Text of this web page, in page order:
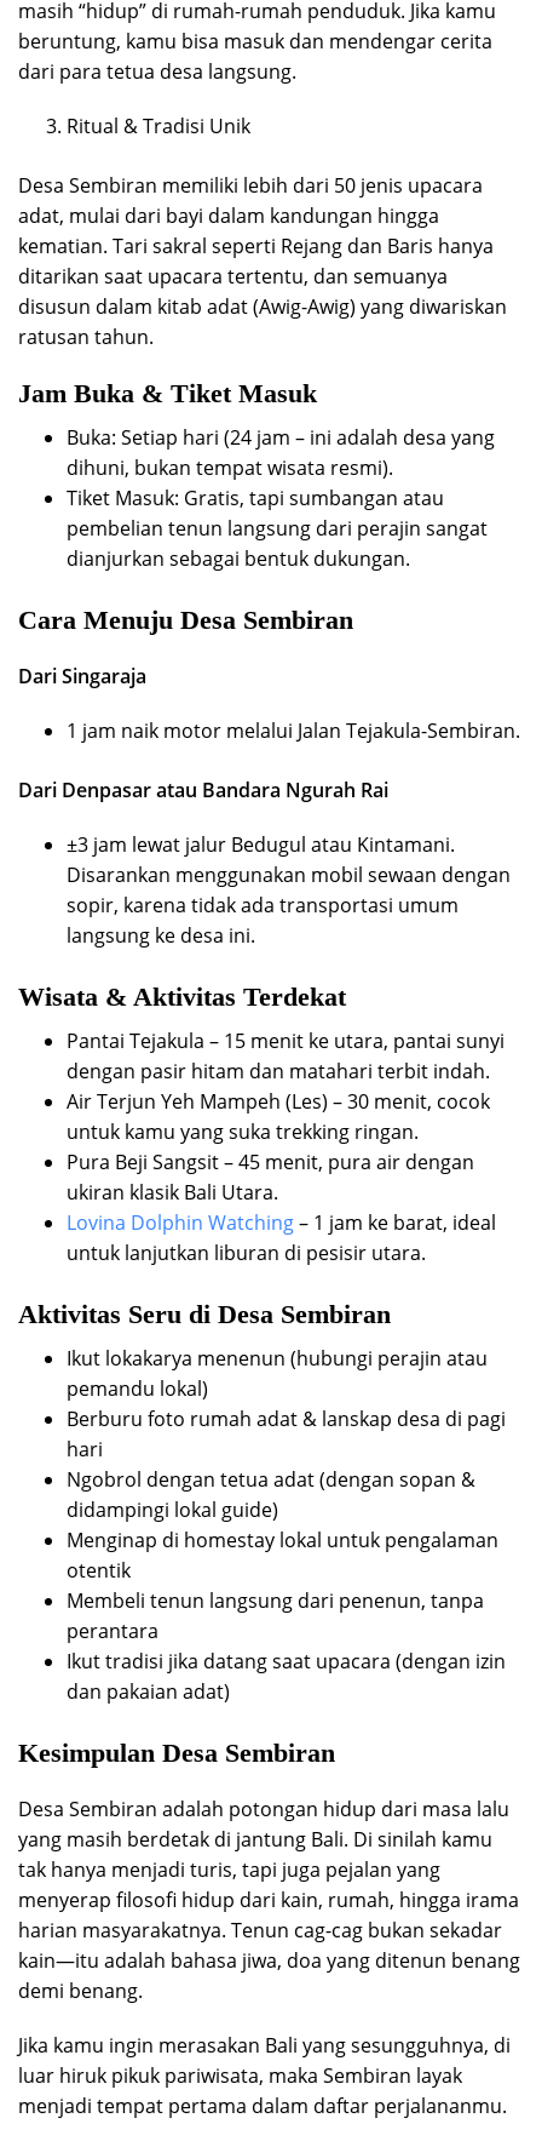
masih “hidup” di rumah-rumah penduduk. Jika kamu
beruntung, kamu bisa masuk dan mendengar cerita
dari para tetua desa langsung.
Ritual & Tradisi Unik
Desa Sembiran memiliki lebih dari 50 jenis upacara
adat, mulai dari bayi dalam kandungan hingga
kematian. Tari sakral seperti Rejang dan Baris hanya
ditarikan saat upacara tertentu, dan semuanya
disusun dalam kitab adat (Awig-Awig) yang diwariskan
ratusan tahun.
Jam Buka & Tiket Masuk
Buka: Setiap hari (24 jam – ini adalah desa yang
dihuni, bukan tempat wisata resmi).
Tiket Masuk: Gratis, tapi sumbangan atau
pembelian tenun langsung dari perajin sangat
dianjurkan sebagai bentuk dukungan.
Cara Menuju Desa Sembiran
Dari Singaraja
1 jam naik motor melalui Jalan Tejakula-Sembiran.
Dari Denpasar atau Bandara Ngurah Rai
±3 jam lewat jalur Bedugul atau Kintamani.
Disarankan menggunakan mobil sewaan dengan
sopir, karena tidak ada transportasi umum
langsung ke desa ini.
Wisata & Aktivitas Terdekat
Pantai Tejakula – 15 menit ke utara, pantai sunyi
dengan pasir hitam dan matahari terbit indah.
Air Terjun Yeh Mampeh (Les) – 30 menit, cocok
untuk kamu yang suka trekking ringan.
Pura Beji Sangsit – 45 menit, pura air dengan
ukiran klasik Bali Utara.
Lovina Dolphin Watching– 1 jam ke barat, ideal
untuk lanjutkan liburan di pesisir utara.
Aktivitas Seru di Desa Sembiran
Ikut lokakarya menenun (hubungi perajin atau
pemandu lokal)
Berburu foto rumah adat & lanskap desa di pagi
hari
Ngobrol dengan tetua adat (dengan sopan &
didampingi lokal guide)
Menginap di homestay lokal untuk pengalaman
otentik
Membeli tenun langsung dari penenun, tanpa
perantara
Ikut tradisi jika datang saat upacara (dengan izin
dan pakaian adat)
Kesimpulan Desa Sembiran
Desa Sembiran adalah potongan hidup dari masa lalu
yang masih berdetak di jantung Bali. Di sinilah kamu
tak hanya menjadi turis, tapi juga pejalan yang
menyerap filosofi hidup dari kain, rumah, hingga irama
harian masyarakatnya. Tenun cag-cag bukan sekadar
kain—itu adalah bahasa jiwa, doa yang ditenun benang
demi benang.
Jika kamu ingin merasakan Bali yang sesungguhnya, di
luar hiruk pikuk pariwisata, maka Sembiran layak
menjadi tempat pertama dalam daftar perjalananmu.